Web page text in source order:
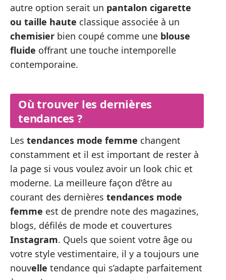
autre option serait un pantalon cigarette
ou taille haute classique associée à un
chemisier bien coupé comme une blouse
fluide offrant une touche intemporelle
contemporaine.
Où trouver les dernières
tendances ?
Les tendances mode femme changent
constamment et il est important de rester à
la page si vous voulez avoir un look chic et
moderne. La meilleure façon d’être au
courant des dernières tendances mode
femme est de prendre note des magazines,
blogs, défilés de mode et couvertures
Instagram. Quels que soient votre âge ou
votre style vestimentaire, il y a toujours une
nouvelle tendance qui s’adapte parfaitement